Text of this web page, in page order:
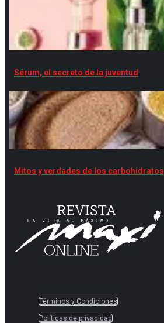
Sérum, el secreto de la juventud
Mitos y verdades de los carbohidratos
Términos y Condiciones
Políticas de privacidad